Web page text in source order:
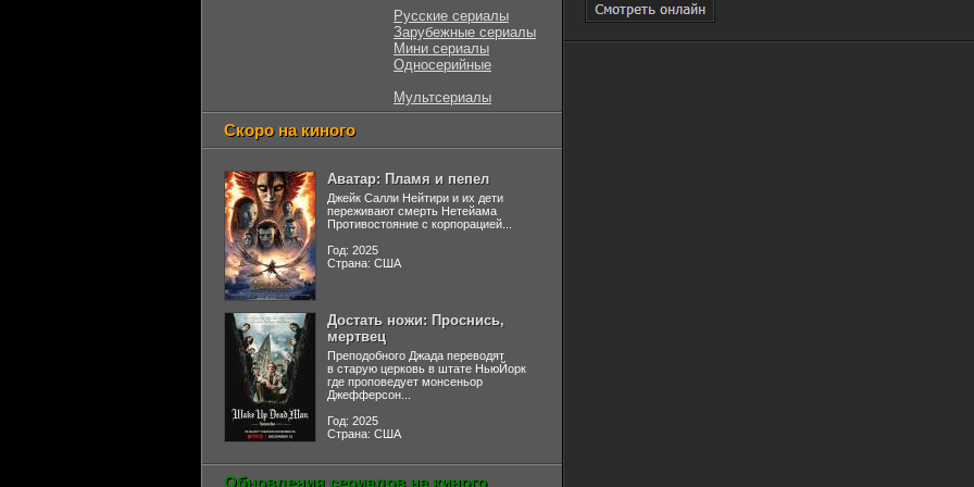
Русские сериалы
Зарубежные сериалы
Мини сериалы
Односерийные
Мультсериалы
Скоро на киного
Аватар: Пламя и пепел
Джейк Салли Нейтири и их дети
переживают смерть Нетейама
Противостояние с корпорацией...
Год: 2025
Страна: США
Достать ножи: Проснись,
мертвец
Преподобного Джада переводят
в старую церковь в штате НьюЙорк
где проповедует монсеньор
Джефферсон...
Год: 2025
Страна: США
Обновления сериалов на киного